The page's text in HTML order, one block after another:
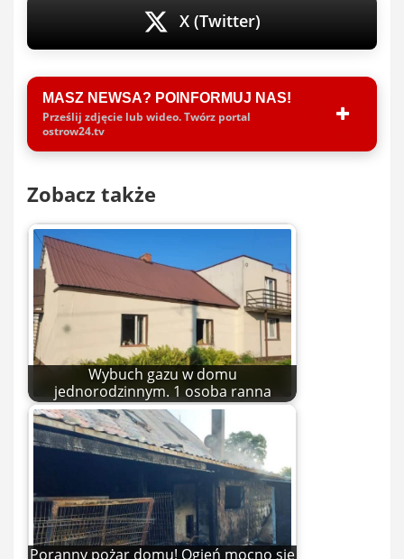
X (Twitter)
MASZ NEWSA? POINFORMUJ NAS!
Prześlij zdjęcie lub wideo. Twórz portal
ostrow24.tv
Zobacz także
Wybuch gazu w domu
jednorodzinnym. 1 osoba ranna
Poranny pożar domu! Ogień mocno się